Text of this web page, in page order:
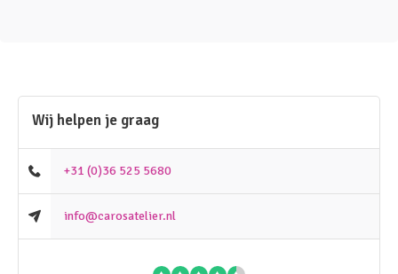
Wij helpen je graag
+31 (0)36 525 5680
info@carosatelier.nl